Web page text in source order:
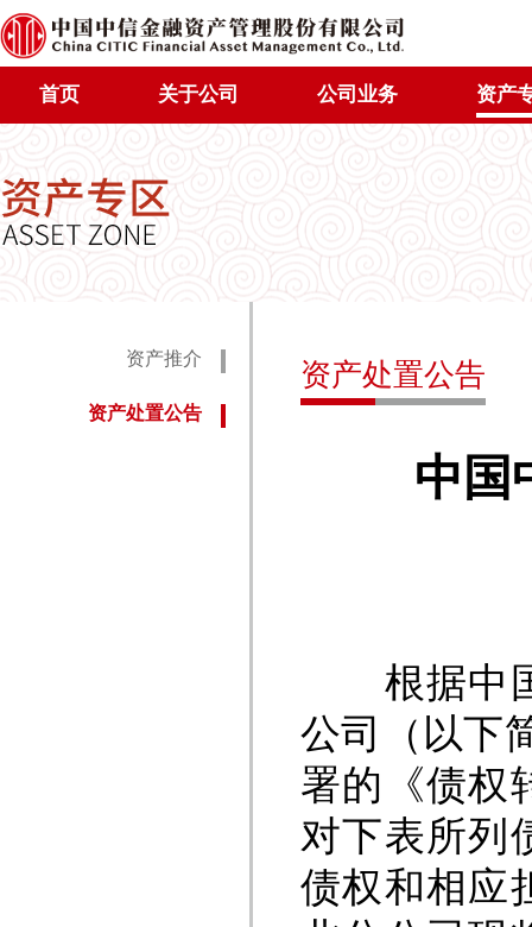
首页 关于公司 公司业务 资产
资产推介
资产处置公告
资产处置公告
中国中
根据中国
公司（以下
署的《债权
对下表所列
债权和相应